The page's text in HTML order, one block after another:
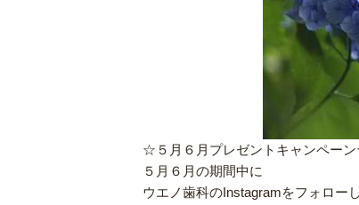
☆５月６月プレゼントキャンペー
５月６月の期間中に
ウエノ歯科のInstagramをフォロー